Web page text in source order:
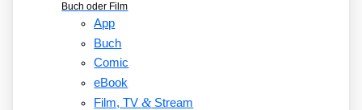
Buch oder Film
App
Buch
Comic
eBook
Film, TV&Stream